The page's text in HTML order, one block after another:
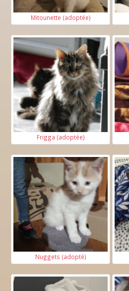
Mitounette (adoptée)
Frigga (adoptée)
Nuggets (adopté)